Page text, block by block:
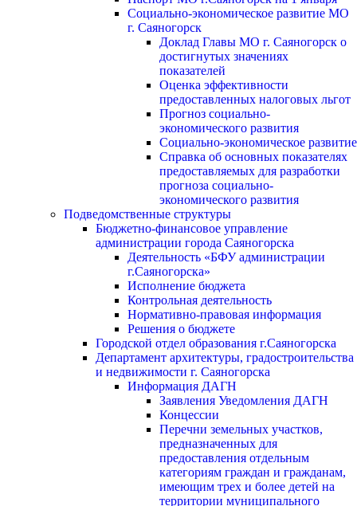
Социально-экономическое развитие МО
г. Саяногорск
Доклад Главы МО г. Саяногорск о
достигнутых значениях
показателей
Оценка эффективности
предоставленных налоговых льгот
Прогноз социально-
экономического развития
Социально-экономическое развитие
Справка об основных показателях
предоставляемых для разработки
прогноза социально-
экономического развития
Подведомственные структуры
Бюджетно-финансовое управление
администрации города Саяногорска
Деятельность «БФУ администрации
г.Саяногорска»
Исполнение бюджета
Контрольная деятельность
Нормативно-правовая информация
Решения о бюджете
Городской отдел образования г.Саяногорска
Департамент архитектуры, градостроительства
и недвижимости г. Саяногорска
Информация ДАГН
Заявления Уведомления ДАГН
Концессии
Перечни земельных участков,
предназначенных для
предоставления отдельным
категориям граждан и гражданам,
имеющим трех и более детей на
территории муниципального